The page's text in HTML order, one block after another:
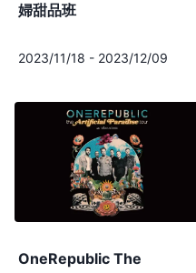
婦甜品班
2023/11/18 - 2023/12/09
OneRepublic The